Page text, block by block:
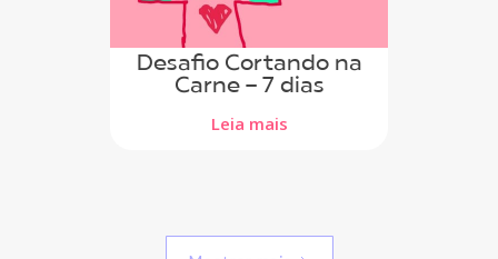
Desafio Cortando na
Carne - 7 dias
Leia mais